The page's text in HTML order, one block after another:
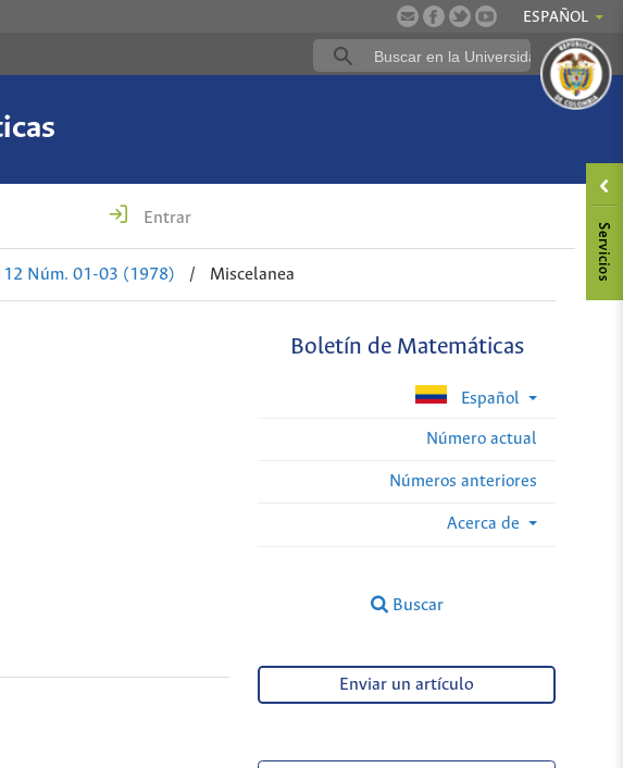
ESPAÑOL
Entrar
Núm. 01-03 (1978) / Miscelanea
Boletín de Matemáticas
Español
Número actual
Números anteriores
Acerca de
Buscar
Enviar un artículo